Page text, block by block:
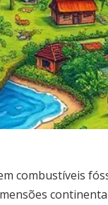
combustíveis